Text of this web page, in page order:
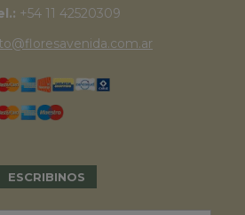
+54 11 42520309
ESCRIBINOS